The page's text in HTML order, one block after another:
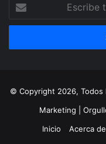
correo
© Copyright 2026,
Marketing |
Inicio
Acerca de